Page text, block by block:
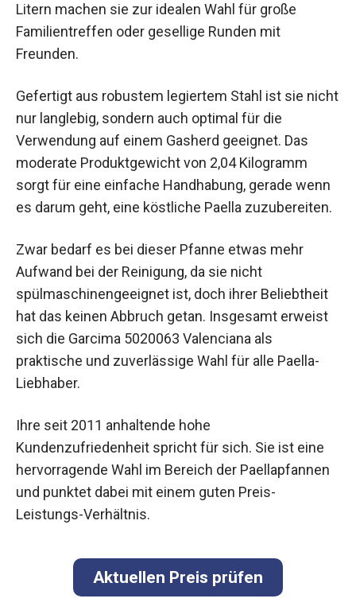
Litern machen sie zur idealen Wahl für große
Familientreffen oder gesellige Runden mit
Freunden.
Gefertigt aus robustem legiertem Stahl ist sie nicht
nur langlebig, sondern auch optimal für die
Verwendung auf einem Gasherd geeignet. Das
moderate Produktgewicht von 2,04 Kilogramm
sorgt für eine einfache Handhabung, gerade wenn
es darum geht, eine köstliche Paella zuzubereiten.
Zwar bedarf es bei dieser Pfanne etwas mehr
Aufwand bei der Reinigung, da sie nicht
spülmaschinengeeignet ist, doch ihrer Beliebtheit
hat das keinen Abbruch getan. Insgesamt erweist
sich die Garcima 5020063 Valenciana als
praktische und zuverlässige Wahl für alle Paella-
Liebhaber.
Ihre seit 2011 anhaltende hohe
Kundenzufriedenheit spricht für sich. Sie ist eine
hervorragende Wahl im Bereich der Paellapfannen
und punktet dabei mit einem guten Preis-
Leistungs-Verhältnis.
Aktuellen Preis prüfen